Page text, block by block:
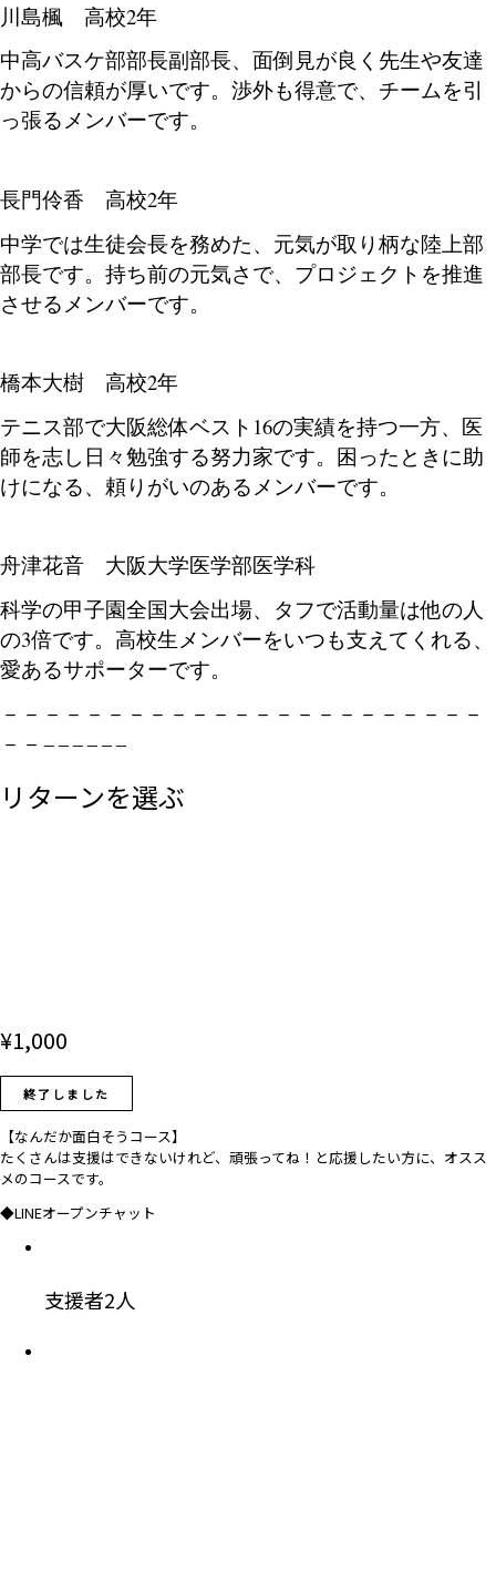
川島楓 高校2年
中高バスケ部部長副部長、面倒見が良く先生や友達
からの信頼が厚いです。渉外も得意で、チームを引
っ張るメンバーです。
長門伶香 高校2年
中学では生徒会長を務めた、元気が取り柄な陸上部
部長です。持ち前の元気さで、プロジェクトを推進
させるメンバーです。
橋本大樹 高校2年
テニス部で大阪総体ベスト16の実績を持つ一方、医
師を志し日々勉強する努力家です。困ったときに助
けになる、頼りがいのあるメンバーです。
舟津花音 大阪大学医学部医学科
科学の甲子園全国大会出場、タフで活動量は他の人
の3倍です。高校生メンバーをいつも支えてくれる、
愛あるサポーターです。
－－－－－－－－－－－－－－－－－－－－－－－
－－ －－－－－－
リターンを選ぶ
¥1,000
終了しました
【なんだか面白そうコース】
たくさんは支援はできないけれど、頑張ってね！と応援したい方に、オスス
メのコースです。
◆LINEオープンチャット
支援者2人